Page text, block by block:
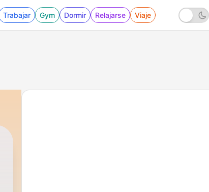
Trabajar Gym Dormir Relajarse Viaje